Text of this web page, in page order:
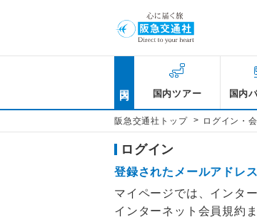
国内ツアー 国内
阪急交通社トップ > ログイン・
ログイン
登録されたメールアドレ
マイページでは、インタ
インターネット会員規約